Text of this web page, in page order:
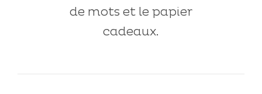
de mots et le papier
cadeaux.